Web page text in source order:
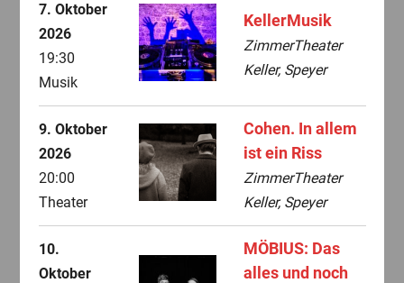
7. Oktober
2026
19:30
Musik
KellerMusik
ZimmerTheater
Keller, Speyer
9. Oktober
2026
20:00
Theater
Cohen. In allem
ist ein Riss
ZimmerTheater
Keller, Speyer
10.
Oktober
MÖBIUS: Das
alles und noch